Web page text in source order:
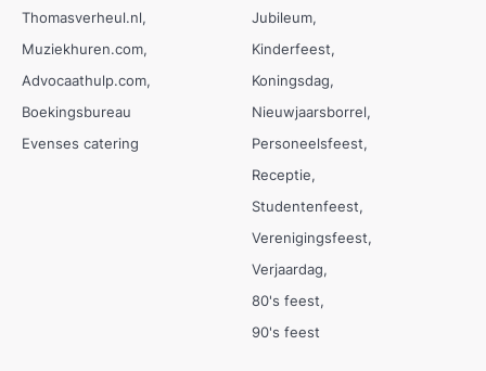
Thomasverheul.nl
Muziekhuren.com
Advocaathulp.com
Boekingsbureau
Evenses catering
Jubileum
Kinderfeest
Koningsdag
Nieuwjaarsborrel
Personeelsfeest
Receptie
Studentenfeest
Verenigingsfeest
Verjaardag
80's feest
90's feest